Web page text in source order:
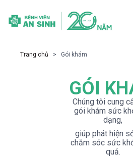
Trang chủ > Gói khám
GÓI
Chúng tôi cung
gói khám sức
dạng,
giúp phát hiện
chăm sóc sức
quả.